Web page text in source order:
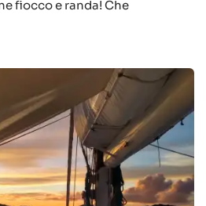
fiocco e randa! Che